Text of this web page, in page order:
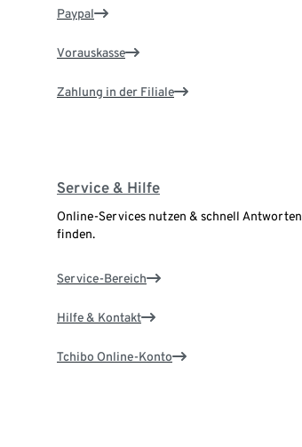
Paypal
Vorauskasse
Zahlung in der Filiale
Service & Hilfe
Online-Services nutzen & schnell Antworten
finden.
Service-Bereich
Hilfe & Kontakt
Tchibo Online-Konto